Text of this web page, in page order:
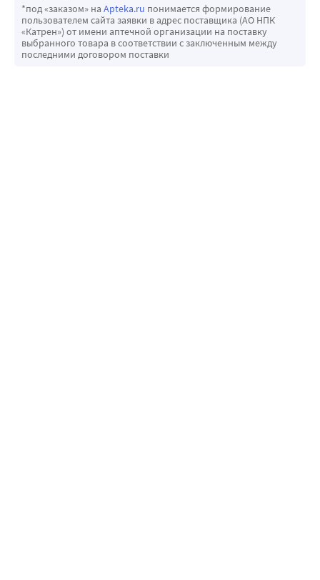
*под «заказом» на Apteka.ru понимается формирование
пользователем сайта заявки в адрес поставщика (АО НПК
«Катрен») от имени аптечной организации на поставку
выбранного товара в соответствии с заключенным между
последними договором поставки